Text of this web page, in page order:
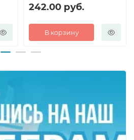
242.00 руб.
В корзину